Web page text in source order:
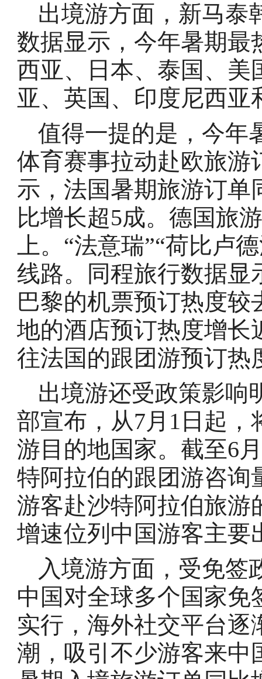
出境游方面，新马泰
数据显示，今年暑期最
西亚、日本、泰国、美
亚、英国、印度尼西亚
值得一提的是，今年
体育赛事拉动赴欧旅游
示，法国暑期旅游订单
比增长超5成。德国旅
上。“法意瑞”“荷比卢
线路。同程旅行数据显
巴黎的机票预订热度较
地的酒店预订热度增长
往法国的跟团游预订热
出境游还受政策影响
部宣布，从7月1日起
游目的地国家。截至6
特阿拉伯的跟团游咨询
游客赴沙特阿拉伯旅游
增速位列中国游客主要
入境游方面，受免签
中国对全球多个国家免
实行，海外社交平台逐
潮，吸引不少游客来中